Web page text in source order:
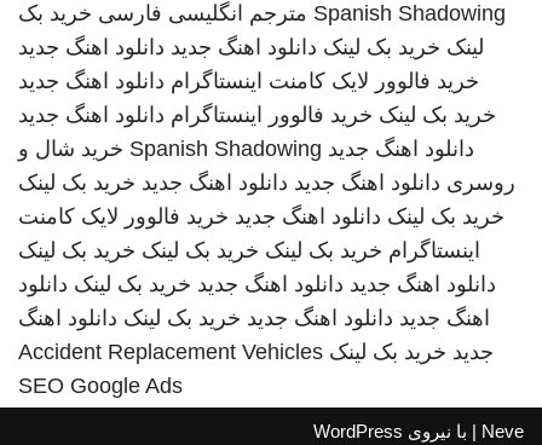
Spanish Shadowing مترجم انگلیسی فارسی خرید بک
لینک خرید بک لینک دانلود اهنگ جدید دانلود اهنگ جدید
خرید فالوور لایک کامنت اینستاگرام دانلود اهنگ جدید
خرید بک لینک خرید فالوور اینستاگرام دانلود اهنگ جدید
دانلود اهنگ جدید Spanish Shadowing خرید شال و
روسری دانلود اهنگ جدید دانلود اهنگ جدید خرید بک لینک
خرید بک لینک دانلود اهنگ جدید خرید فالوور لایک کامنت
اینستاگرام خرید بک لینک خرید بک لینک خرید بک لینک
دانلود اهنگ جدید دانلود اهنگ جدید خرید بک لینک دانلود
اهنگ جدید دانلود اهنگ جدید خرید بک لینک دانلود اهنگ
جدید خرید بک لینک Accident Replacement Vehicles
SEO Google Ads
Neve | با نیروی WordPress